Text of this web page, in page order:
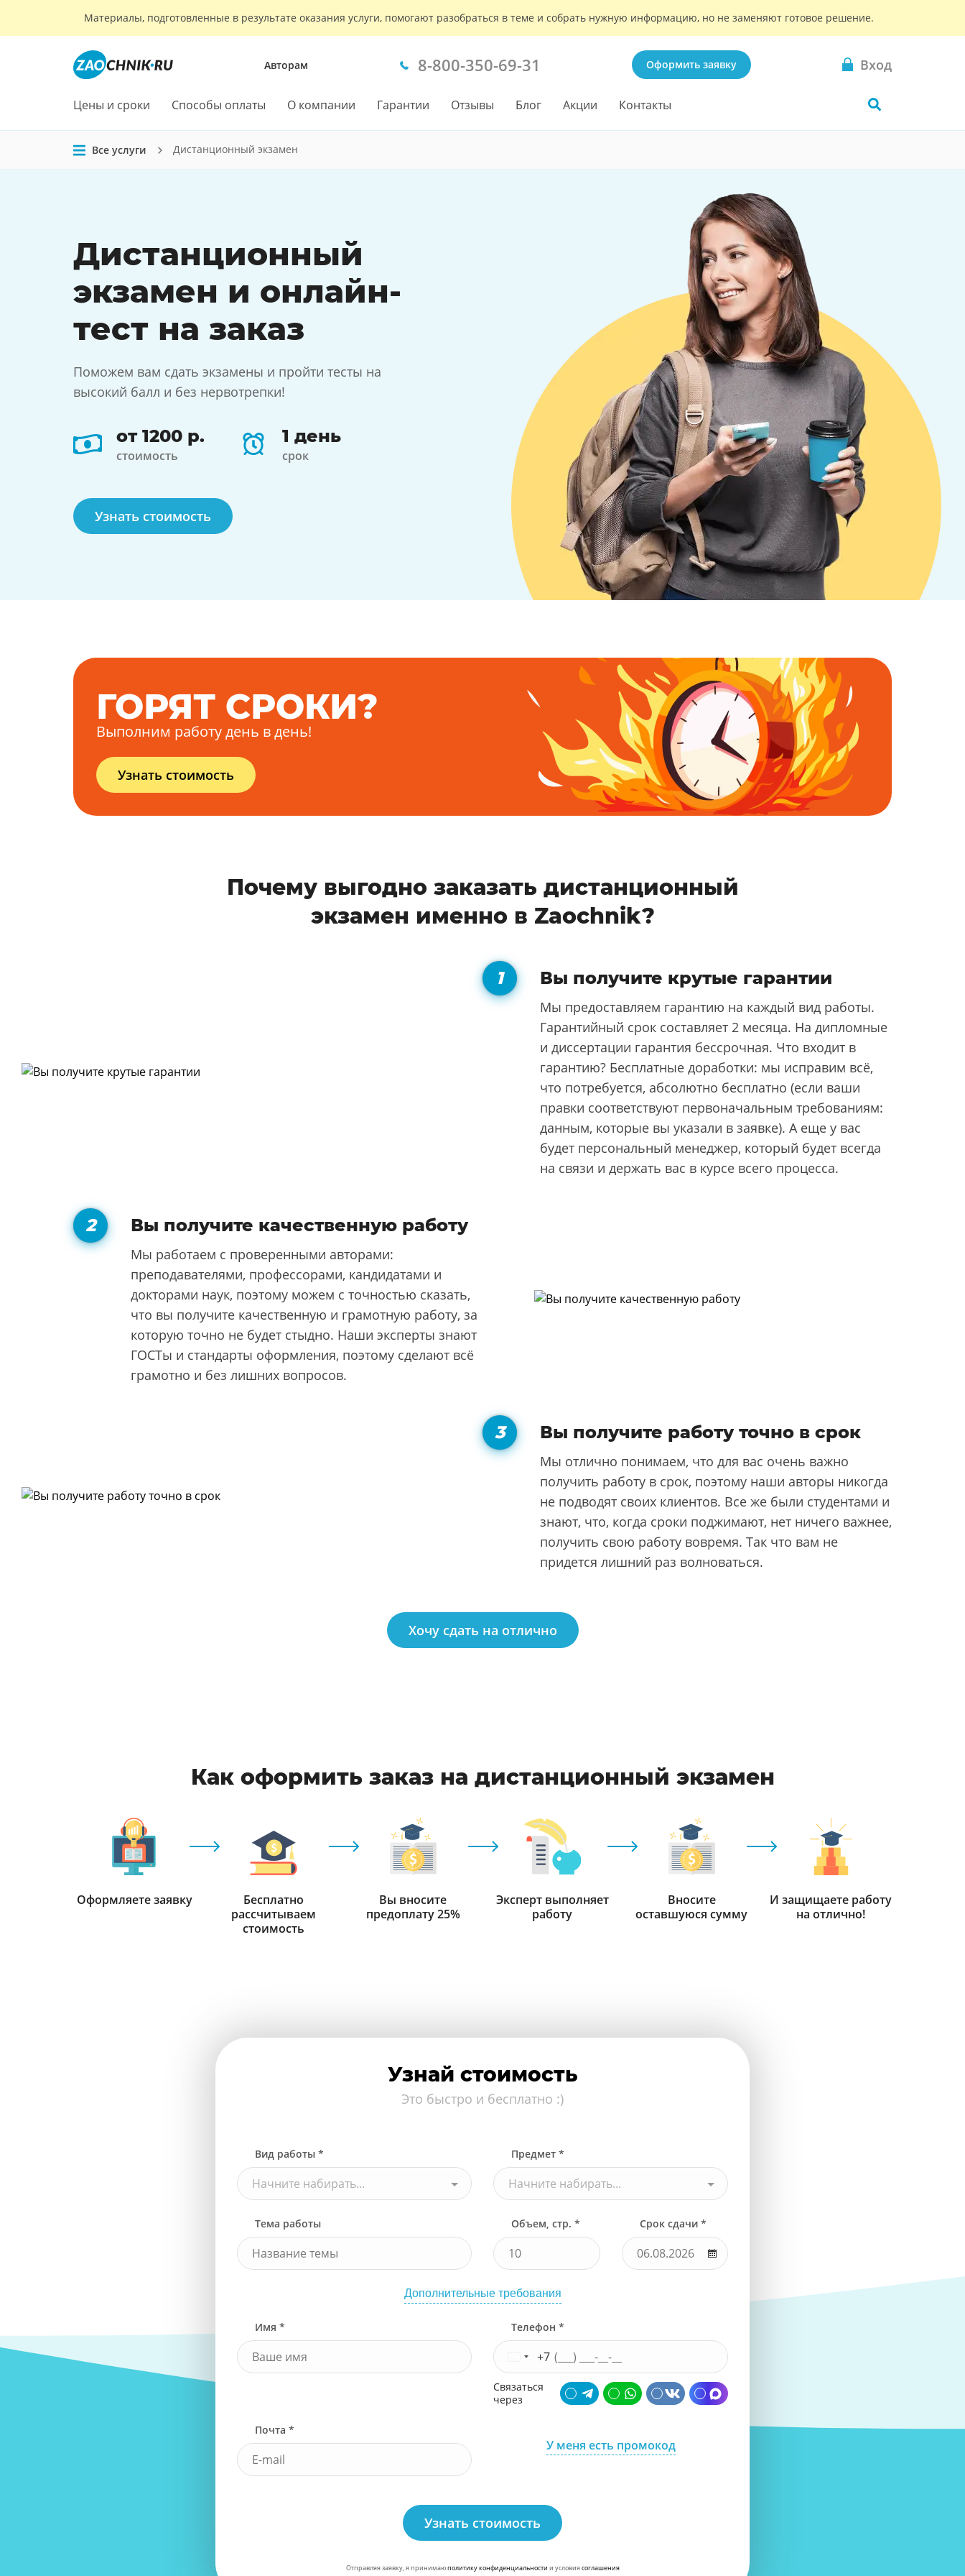
Материалы, подготовленные в результате оказания услуги, помогают разобраться в теме и собрать нужную информацию, но не заменяют готовое решение.
Авторам 8-800-350-69-31 Оформить заявку Вход
Цены и сроки Способы оплаты О компании Гарантии Отзывы Блог Акции Контакты
Все услуги Дистанционный экзамен
Дистанционный
экзамен и онлайн-
тест на заказ
Поможем вам сдать экзамены и пройти тесты на
высокий балл и без нервотрепки!
от 1200 р.
стоимость
1 день
срок
Узнать стоимость
ГОРЯТ СРОКИ?
Выполним работу день в день!
Узнать стоимость
Почему выгодно заказать дистанционный
экзамен именно в Zaochnik?
Вы получите крутые гарантии
Мы предоставляем гарантию на каждый вид работы.
Гарантийный срок составляет 2 месяца. На дипломные
и диссертации гарантия бессрочная. Что входит в
гарантию? Бесплатные доработки: мы исправим всё,
что потребуется, абсолютно бесплатно (если ваши
правки соответствуют первоначальным требованиям:
данным, которые вы указали в заявке). А еще у вас
будет персональный менеджер, который будет всегда
на связи и держать вас в курсе всего процесса.
Вы получите качественную работу
Мы работаем с проверенными авторами:
преподавателями, профессорами, кандидатами и
докторами наук, поэтому можем с точностью сказать,
что вы получите качественную и грамотную работу, за
которую точно не будет стыдно. Наши эксперты знают
ГОСТы и стандарты оформления, поэтому сделают всё
грамотно и без лишних вопросов.
Вы получите работу точно в срок
Мы отлично понимаем, что для вас очень важно
получить работу в срок, поэтому наши авторы никогда
не подводят своих клиентов. Все же были студентами и
знают, что, когда сроки поджимают, нет ничего важнее,
получить свою работу вовремя. Так что вам не
придется лишний раз волноваться.
Хочу сдать на отлично
Как оформить заказ на дистанционный экзамен
Оформляете заявку
Бесплатно
рассчитываем
стоимость
Вы вносите
предоплату 25%
Эксперт выполняет
работу
Вносите
оставшуюся сумму
И защищаете работу
на отлично!
Узнай стоимость
Это быстро и бесплатно :)
Вид работы *
Начните набирать...
Предмет *
Начните набирать...
Тема работы Объем, стр. * Срок сдачи *
Дополнительные требования
Имя * Телефон *
+7
Связаться
через
Почта *
У меня есть промокод
Узнать стоимость
Отправляя заявку, я принимаюполитику конфиденциальности и условиясоглашения